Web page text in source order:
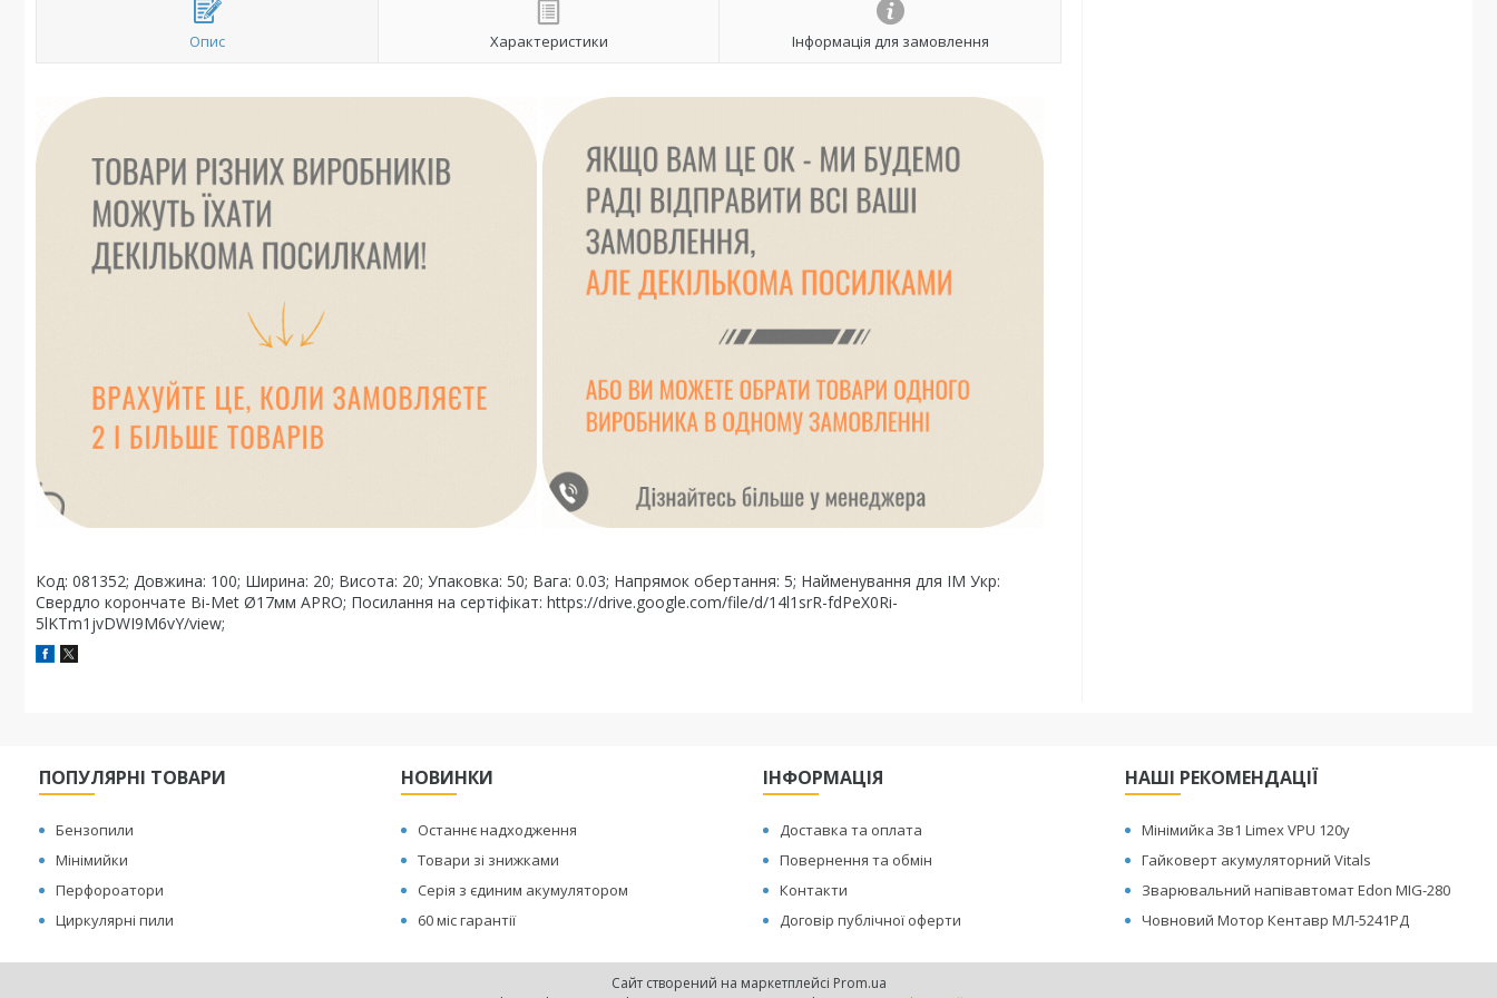
Опис Характеристики Інформація для замовлення
Код: 081352; Довжина: 100; Ширина: 20; Висота: 20; Упаковка: 50; Вага: 0.03; Напрямок обертання: 5; Найменування для ІМ Укр:
Свердло корончате Bi-Met Ø17мм APRO; Посилання на сертіфікат: https://drive.google.com/file/d/14l1srR-fdPeX0Ri-
5lKTm1jvDWI9M6vY/view;
ПОПУЛЯРНІ ТОВАРИ
Бензопили
Мінімийки
Перфороатори
Циркулярні пили
НОВИНКИ
Останнє надходження
Товари зі знижками
Серія з єдиним акумулятором
60 міс гарантії
ІНФОРМАЦІЯ
Доставка та оплата
Повернення та обмін
Контакти
Договір публічної оферти
НАШІ РЕКОМЕНДАЦІЇ
Мінімийка 3в1 Limex VPU 120y
Гайковерт акумуляторний Vitals
Зварювальний напівавтомат Edon MIG-280
Човновий Мотор Кентавр МЛ-5241РД
Сайт створений на маркетплейсі Prom.ua